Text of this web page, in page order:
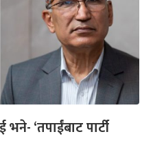
‘तपाईंबाट पार्टी